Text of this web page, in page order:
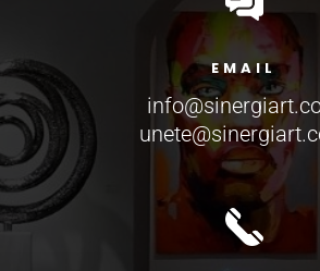
EMAIL